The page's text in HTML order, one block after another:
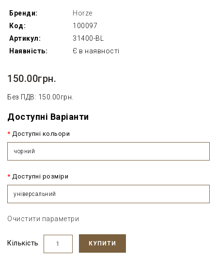
Бренди:
Horze
Код:
100097
Артикул:
31400-BL
Наявність:
Є в наявності
150.00грн.
Без ПДВ: 150.00грн.
Доступні Варіанти
Доступні кольори
чорний
Доступні розміри
універсальний
Очистити параметри
Кількість КУПИТИ